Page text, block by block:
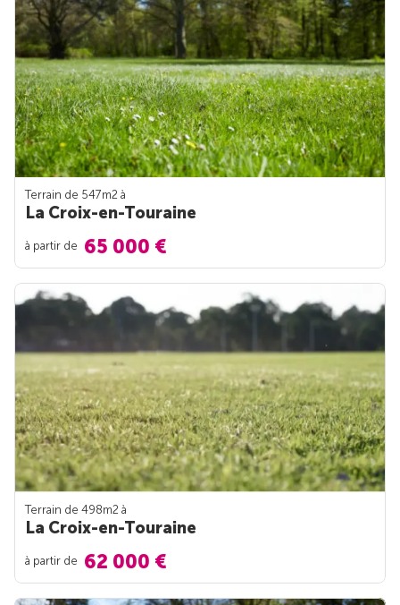
Terrain de 547m2 à
La Croix-en-Touraine
à partir de 65 000 €
Terrain de 498m2 à
La Croix-en-Touraine
à partir de 62 000 €